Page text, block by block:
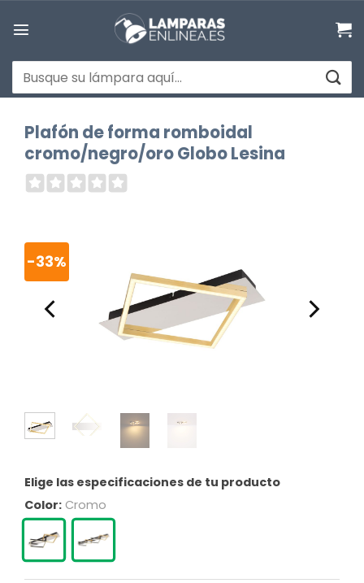
Buscar
por:
Plafón de forma romboidal
cromo/negro/oro Globo Lesina
-33%
Elige las especificaciones de tu producto
Color: Cromo